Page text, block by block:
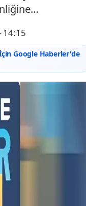
14:15
Google Haberler'de